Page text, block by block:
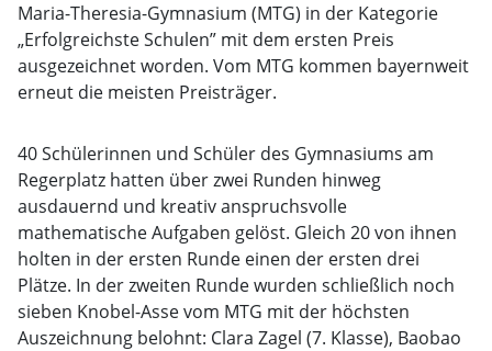
Maria-Theresia-Gymnasium (MTG) in der Kategorie
„Erfolgreichste Schulen” mit dem ersten Preis
ausgezeichnet worden. Vom MTG kommen bayernweit
erneut die meisten Preisträger.
40 Schülerinnen und Schüler des Gymnasiums am
Regerplatz hatten über zwei Runden hinweg
ausdauernd und kreativ anspruchsvolle
mathematische Aufgaben gelöst. Gleich 20 von ihnen
holten in der ersten Runde einen der ersten drei
Plätze. In der zweiten Runde wurden schließlich noch
sieben Knobel-Asse vom MTG mit der höchsten
Auszeichnung belohnt: Clara Zagel (7. Klasse), Baobao